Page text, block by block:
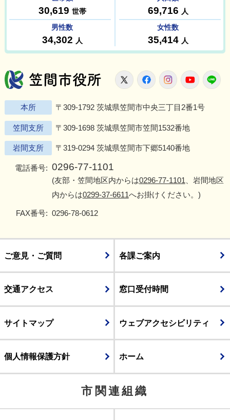
笠間市役所
X FacebookInstagram
本所 〒309-1792 茨城県笠間市中央三丁目2番1号
笠間支所 〒309-1698 茨城県笠間市笠間1532番地
岩間支所 〒319-0294 茨城県笠間市下郷5140番地
電話番号: 0296-77-1101
(友部・笠間地区内からは0296-77-1101 、岩間地区
内からは0299-37-6611へお掛けください。)
FAX番号: 0296-78-0612
ご意見・ご質問 各課ご案内
交通アクセス 窓口受付時間
サイトマップ ウェブアクセシビリティ
個人情報保護方針 ホーム
市関連組織